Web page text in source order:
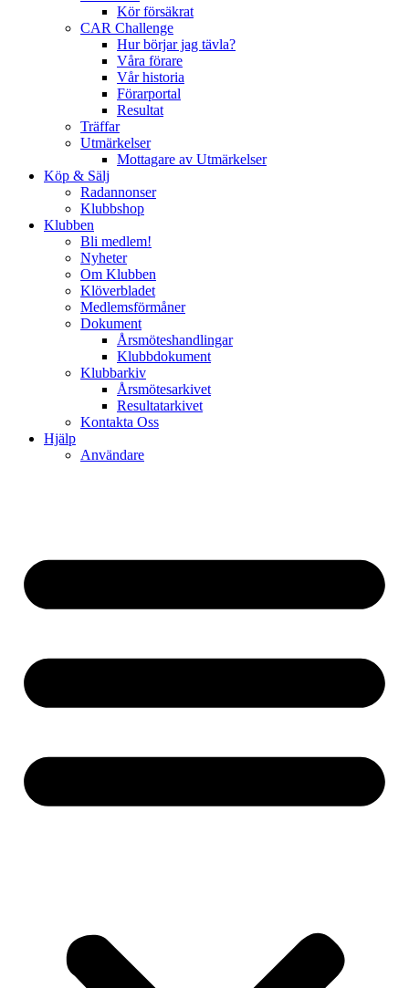
Kör försäkrat
CAR Challenge
Hur börjar jag tävla?
Våra förare
Vår historia
Förarportal
Resultat
Träffar
Utmärkelser
Mottagare av Utmärkelser
Köp & Sälj
Radannonser
Klubbshop
Klubben
Bli medlem!
Nyheter
Om Klubben
Klöverbladet
Medlemsförmåner
Dokument
Årsmöteshandlingar
Klubbdokument
Klubbarkiv
Årsmötesarkivet
Resultatarkivet
Kontakta Oss
Hjälp
Användare